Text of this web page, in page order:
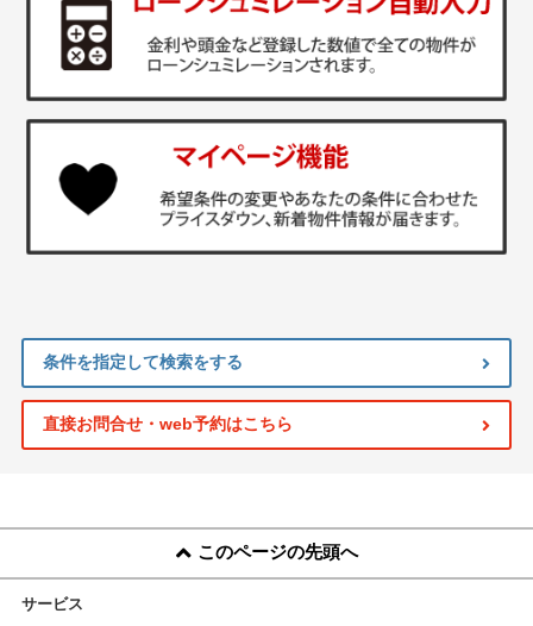
条件を指定して検索をする
直接お問合せ・web予約はこちら
このページの先頭へ
サービス